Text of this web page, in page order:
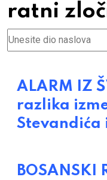
ratni
Unesite dio naslova
ALARM IZ
razlika
Stevandića
BOSANSKI